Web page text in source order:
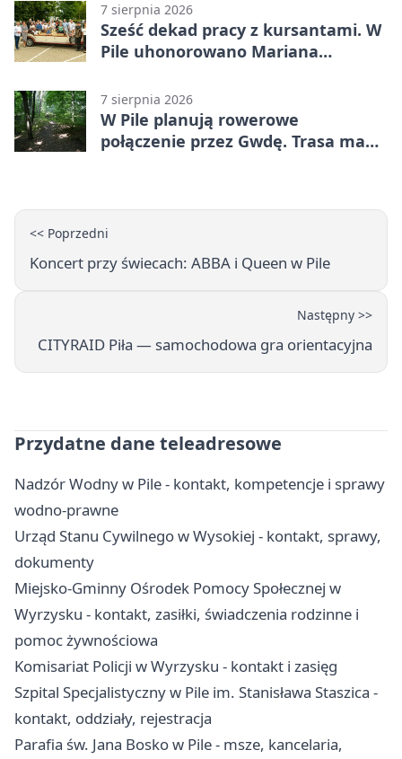
7 sierpnia 2026
Sześć dekad pracy z kursantami. W
Pile uhonorowano Mariana
7 sierpnia 2026
W Pile planują rowerowe
połączenie przez Gwdę. Trasa ma
<< Poprzedni
Koncert przy świecach: ABBA i Queen w Pile
Następny >>
CITYRAID Piła — samochodowa gra orientacyjna
Przydatne dane teleadresowe
Nadzór Wodny w Pile - kontakt, kompetencje i sprawy
wodno-prawne
Urząd Stanu Cywilnego w Wysokiej - kontakt, sprawy,
dokumenty
Miejsko-Gminny Ośrodek Pomocy Społecznej w
Wyrzysku - kontakt, zasiłki, świadczenia rodzinne i
pomoc żywnościowa
Komisariat Policji w Wyrzysku - kontakt i zasięg
Szpital Specjalistyczny w Pile im. Stanisława Staszica -
kontakt, oddziały, rejestracja
Parafia św. Jana Bosko w Pile - msze, kancelaria,